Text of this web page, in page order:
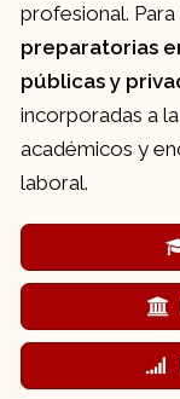
profesional.
preparatorias
públicas y
incorporadas a
académicos y
laboral.